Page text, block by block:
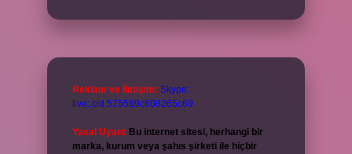
Reklam ve İletişim: Skype:
live:.cid.575569c608265c69
Yasal Uyarı: Bu internet sitesi, herhangi bir
marka, kurum veya şahıs şirketi ile hiçbir